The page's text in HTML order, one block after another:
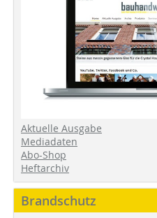
Aktuelle Ausgabe
Mediadaten
Abo-Shop
Heftarchiv
Brandschutz